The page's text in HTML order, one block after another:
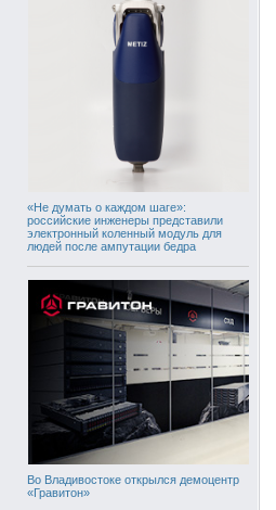
«Не думать о каждом шаге»:
российские инженеры представили
электронный коленный модуль для
людей после ампутации бедра
Во Владивостоке открылся демоцентр
«Гравитон»